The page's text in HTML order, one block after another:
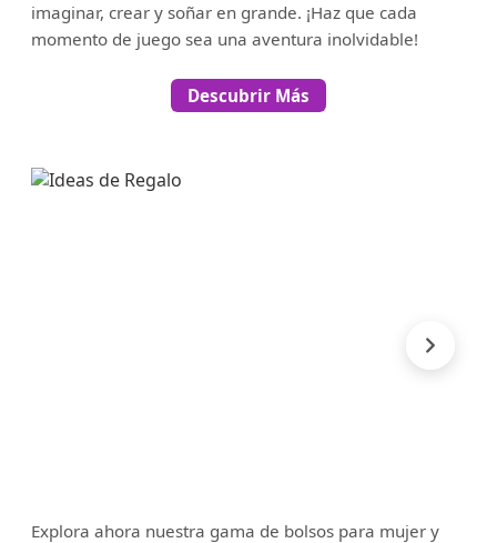
imaginar, crear y soñar en grande. ¡Haz que cada
momento de juego sea una aventura inolvidable!
Descubrir Más
Explora ahora nuestra gama de bolsos para mujer y